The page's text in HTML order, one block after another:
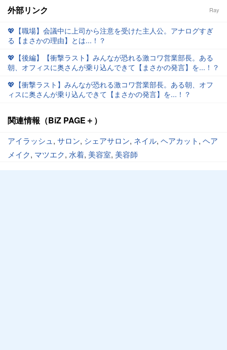
外部リンク Ray
💖【職場】会議中に上司から注意を受けた主人公。アナログすぎ
る【まさかの理由】とは...！？
💖【後編】【衝撃ラスト】みんなが恐れる激コワ営業部長。ある
朝、オフィスに奥さんが乗り込んできて【まさかの発言】を...！？
💖【衝撃ラスト】みんなが恐れる激コワ営業部長。ある朝、オフ
ィスに奥さんが乗り込んできて【まさかの発言】を...！？
関連情報（BiZ PAGE＋）
アイラッシュ , サロン, シェアサロン, ネイル, ヘアカット, ヘア
メイク, マツエク, 水着, 美容室, 美容師